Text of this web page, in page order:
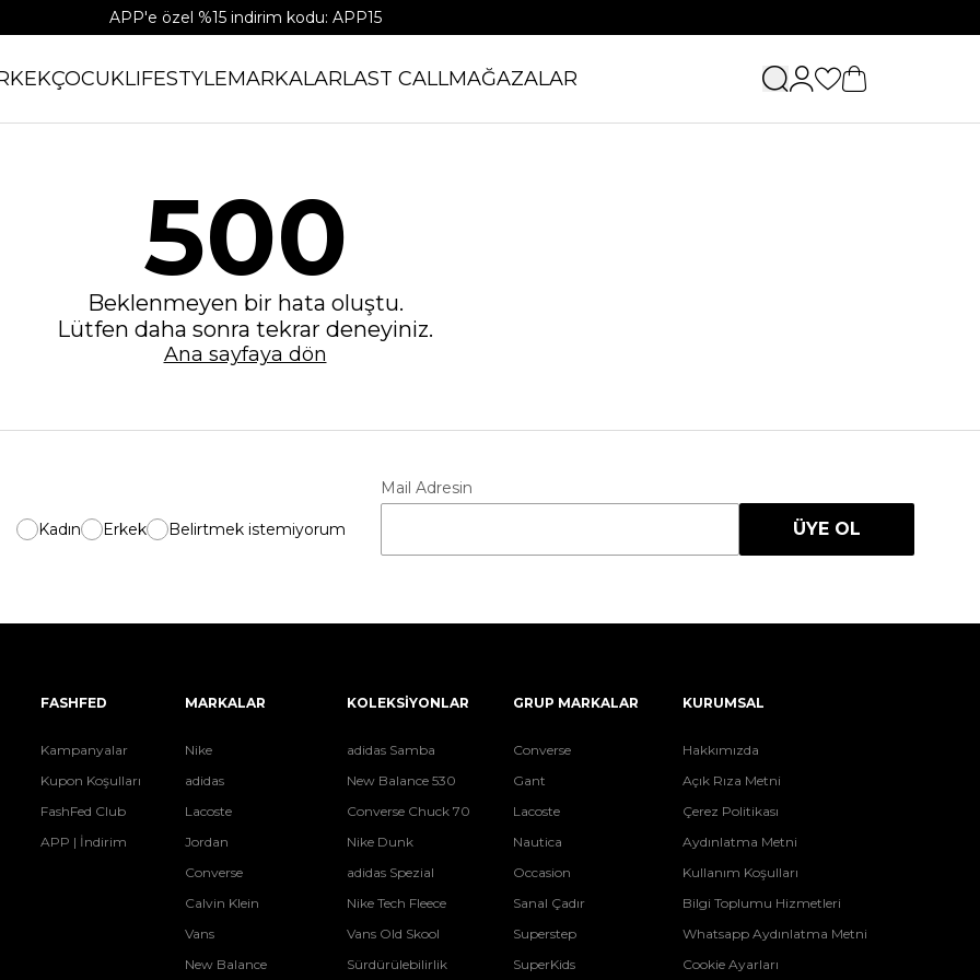
APP'e özel %15 indirim kodu: APP15
ÇOCUKLIFESTYLEMARKALARLAST CALLMAĞAZALAR
500
Beklenmeyen bir hata oluştu.
Lütfen daha sonra tekrar deneyiniz.
Ana sayfaya dön
Kadın Erkek Belirtmek istemiyorum
Mail Adresin
ÜYE OL
FASHFED
Kampanyalar
Kupon Koşulları
FashFed Club
APP | İndirim
MARKALAR
Nike
adidas
Lacoste
Jordan
Converse
Calvin Klein
Vans
New Balance
KOLEKSİYONLAR
adidas Samba
New Balance 530
Converse Chuck 70
Nike Dunk
adidas Spezial
Nike Tech Fleece
Vans Old Skool
Sürdürülebilirlik
GRUP MARKALAR
Converse
Gant
Lacoste
Nautica
Occasion
Sanal Çadır
Superstep
SuperKids
KURUMSAL
Hakkımızda
Açık Rıza Metni
Çerez Politikası
Aydınlatma Metni
Kullanım Koşulları
Bilgi Toplumu Hizmetleri
Whatsapp Aydınlatma Metni
Cookie Ayarları